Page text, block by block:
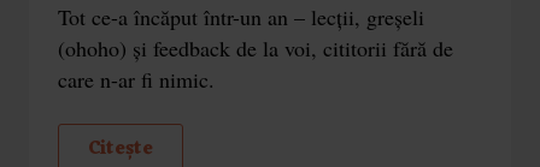
Tot ce-a încăput într-un an – lecții, greșeli
(ohoho) și feedback de la voi, cititorii fără de
care n-ar fi nimic.
Citește